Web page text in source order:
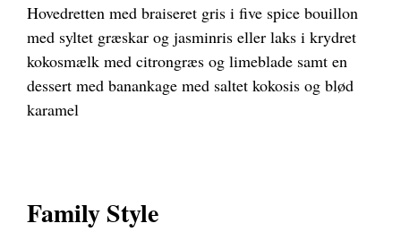
Hovedretten med braiseret gris i five spice bouillon
med syltet græskar og jasminris eller laks i krydret
kokosmælk med citrongræs og limeblade samt en
dessert med banankage med saltet kokosis og blød
karamel
Family Style